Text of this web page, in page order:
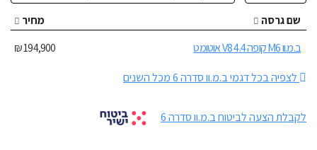
שם גרסה
מחיר
ב.מ.וו M6 קופה 4.4 V8 אוטומט
194,900 ₪
לצפיה בכל דגמי ב.מ.וו סדרה 6 מכל השנים
לקבלת הצעה לביטוח ב.מ.וו סדרה 6